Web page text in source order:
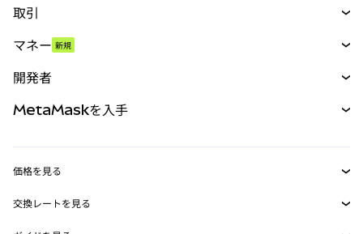
取引
パーペチュアル
RWA
マネー 新規
開発者
MetaMask Connect
MetaMaskを入手
価格を見る
イーサリアムの価格
交換レートを見る